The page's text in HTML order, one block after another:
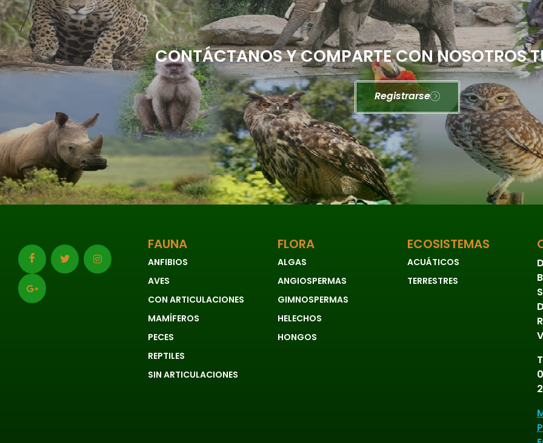
CONTÁCTANOS Y COMPARTE CON NOSOTROS
Registrarse
FAUNA
ANFIBIOS
AVES
CON ARTICULACIONES
MAMÍFEROS
PECES
REPTILES
SIN ARTICULACIONES
FLORA
ALGAS
ANGIOSPERMAS
GIMNOSPERMAS
HELECHOS
HONGOS
ECOSISTEMAS
ACUÁTICOS
TERRESTRES